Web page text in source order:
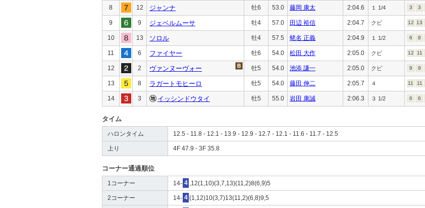
8 12 ジャンナ 牡6 53.0 藤岡 康太 2:04.6 １ 1/4 3 3
9 9 ジェベルムーサ 牡4 57.0 田辺 裕信 2:04.7 クビ 12 13
10 13 ソロル 牡4 57.5 蛯名 正義 2:04.9 １ 1/2 6 8
11 6 ファイヤー 牡6 54.0 松田 大作 2:05.0 クビ 12 11
12 2 ヴァンヌーヴォー 牡5 54.0 池添 謙一 2:05.0 クビ 9 9
13 8 ラガートモヒーロ 牡5 54.0 藤田 伸二 2:05.7 ４ 11 11
14 3 イッシンドウタイ 牡5 55.0 岩田 康誠 2:06.3 ３ 1/2 6 6
タイム
ハロンタイム 12.5 - 11.8 - 12.1 - 13.9 - 12.9 - 12.7 - 12.1 - 11.6 - 11.7 - 12.5
上り 4F 47.9 - 3F 35.8
コーナー通過順位
1コーナー 14- 4 ,12(1,10)(3,7,13)(11,2)8(6,9)5
2コーナー 14- 4 (1,12)10(3,7)13(11,2)(6,8)9,5